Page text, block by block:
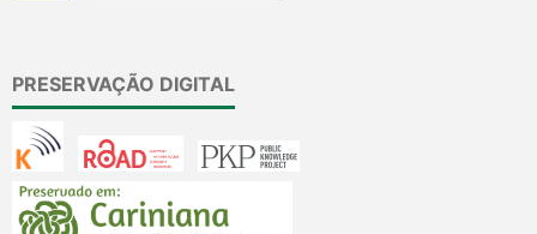
PRESERVAÇÃO DIGITAL